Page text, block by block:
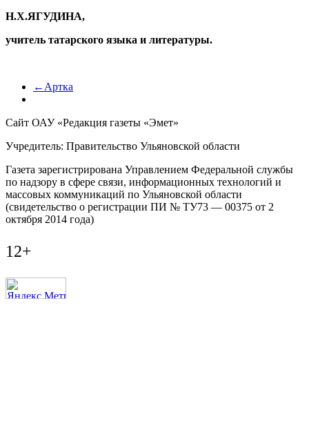
Н.Х.ЯГУДИНА,
учитель татарского языка и литературы.
←Артка
Сайт ОАУ «Редакция газеты «Эмет»
Учредитель: Правительство Ульяновской области
Газета зарегистрирована Управлением Федеральной службы
по надзору в сфере связи, информационных технологий и
массовых коммуникаций по Ульяновской области
(свидетельство о регистрации ПИ № ТУ73 — 00375 от 2
октября 2014 года)
12+